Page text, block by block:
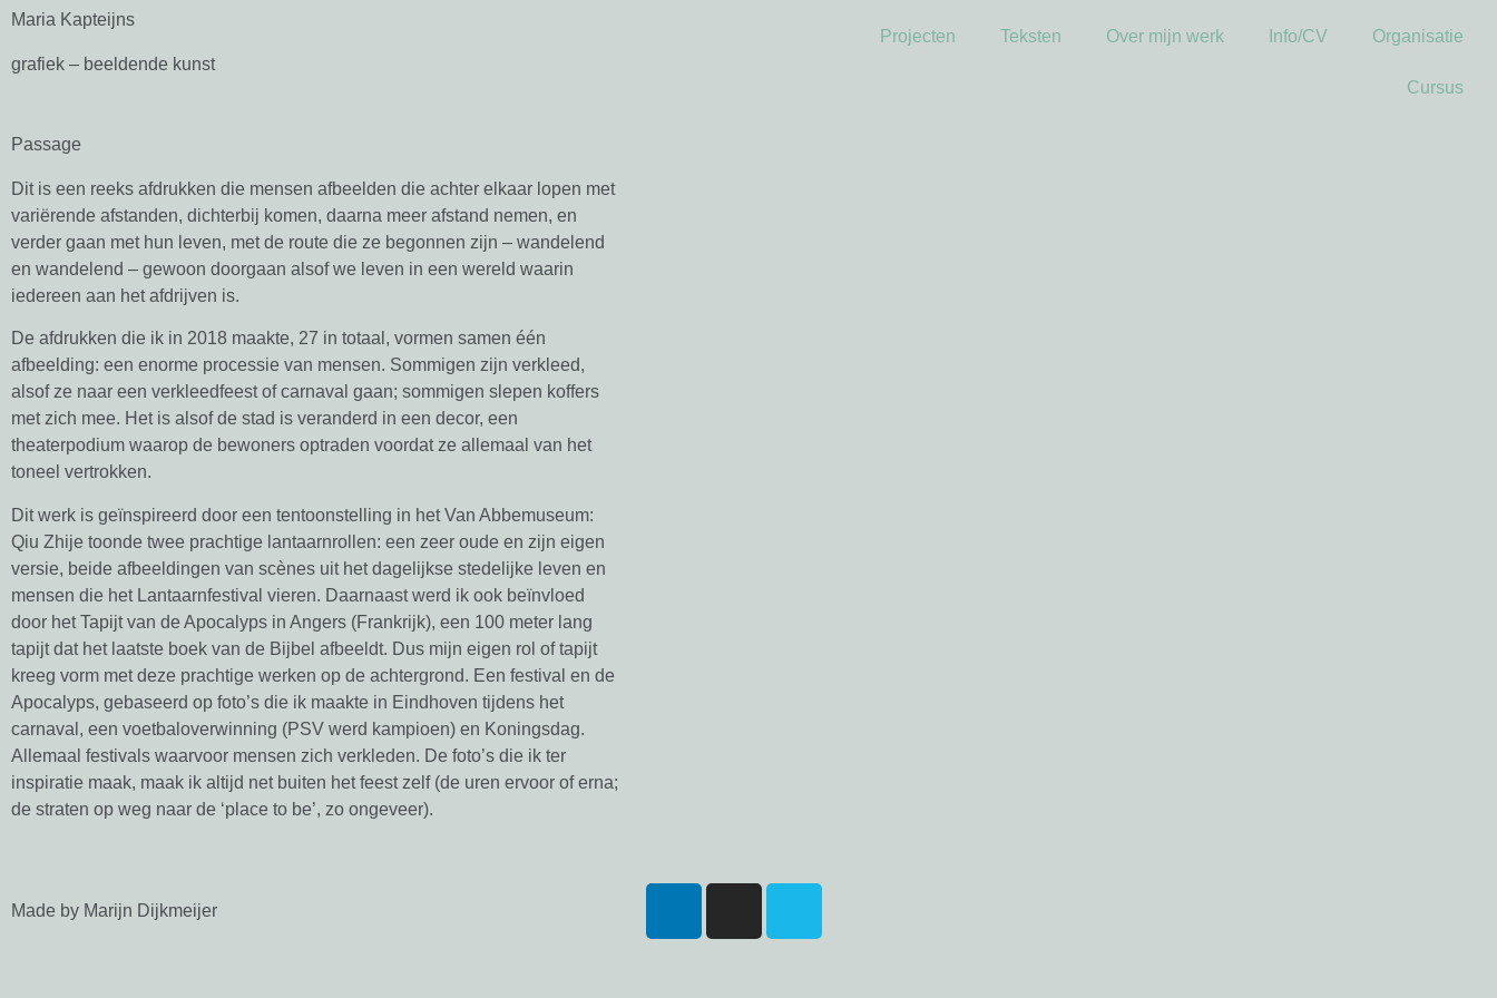
Maria Kapteijns
grafiek – beeldende kunst
Projecten Teksten Over mijn werk Info/CV Organisatie
Cursus
Passage
Dit is een reeks afdrukken die mensen afbeelden die achter elkaar lopen met
variërende afstanden, dichterbij komen, daarna meer afstand nemen, en
verder gaan met hun leven, met de route die ze begonnen zijn – wandelend
en wandelend – gewoon doorgaan alsof we leven in een wereld waarin
iedereen aan het afdrijven is.
De afdrukken die ik in 2018 maakte, 27 in totaal, vormen samen één
afbeelding: een enorme processie van mensen. Sommigen zijn verkleed,
alsof ze naar een verkleedfeest of carnaval gaan; sommigen slepen koffers
met zich mee. Het is alsof de stad is veranderd in een decor, een
theaterpodium waarop de bewoners optraden voordat ze allemaal van het
toneel vertrokken.
Dit werk is geïnspireerd door een tentoonstelling in het Van Abbemuseum:
Qiu Zhije toonde twee prachtige lantaarnrollen: een zeer oude en zijn eigen
versie, beide afbeeldingen van scènes uit het dagelijkse stedelijke leven en
mensen die het Lantaarnfestival vieren. Daarnaast werd ik ook beïnvloed
door het Tapijt van de Apocalyps in Angers (Frankrijk), een 100 meter lang
tapijt dat het laatste boek van de Bijbel afbeeldt. Dus mijn eigen rol of tapijt
kreeg vorm met deze prachtige werken op de achtergrond. Een festival en de
Apocalyps, gebaseerd op foto’s die ik maakte in Eindhoven tijdens het
carnaval, een voetbaloverwinning (PSV werd kampioen) en Koningsdag.
Allemaal festivals waarvoor mensen zich verkleden. De foto’s die ik ter
inspiratie maak, maak ik altijd net buiten het feest zelf (de uren ervoor of erna;
de straten op weg naar de ‘place to be’, zo ongeveer).
Made by Marijn Dijkmeijer